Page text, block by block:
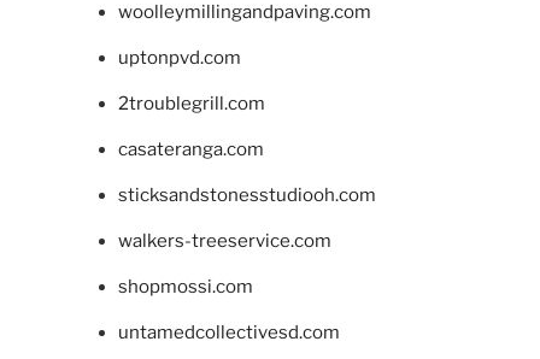
woolleymillingandpaving.com
uptonpvd.com
2troublegrill.com
casateranga.com
sticksandstonesstudiooh.com
walkers-treeservice.com
shopmossi.com
untamedcollectivesd.com